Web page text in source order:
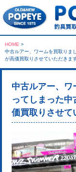
HOME >
中古ルアー、ワームを買取りま
が高価買取りさせていただきま
中古ルアー、ワ
ってしまった
価買取りさせて